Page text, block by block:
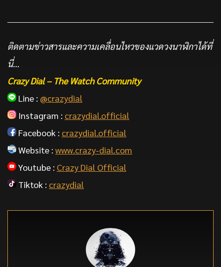
ติดตามข่าวสารและความเคลื่อนไหวของแวดวงนาฬิกาได้ที่
นี่…
Crazy Dial – The Watch Community
Line : @crazydial
Instagram : crazydial.official
Facebook : crazydial.official
Website : www.crazy-dial.com
Youtube : Crazy Dial Official
Tiktok : crazydial